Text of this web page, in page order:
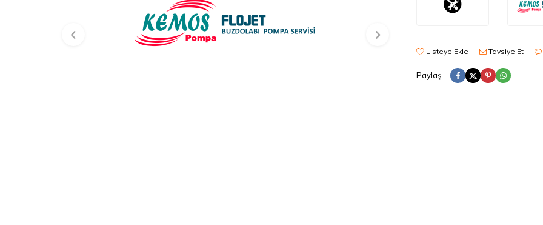
Listeye Ekle Tavsiye Et
Paylaş